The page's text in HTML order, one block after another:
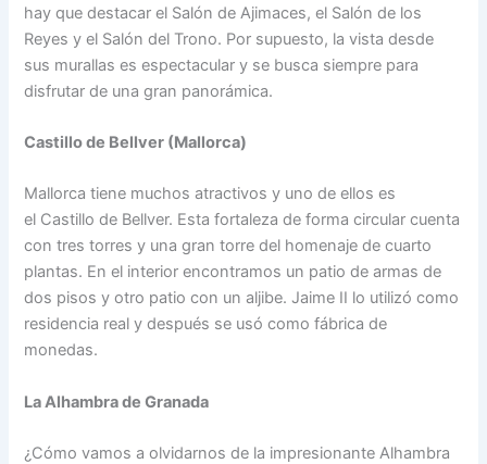
hay que destacar el Salón de Ajimaces, el Salón de los
Reyes y el Salón del Trono. Por supuesto, la vista desde
sus murallas es espectacular y se busca siempre para
disfrutar de una gran panorámica.
Castillo de Bellver (Mallorca)
Mallorca tiene muchos atractivos y uno de ellos es
el Castillo de Bellver. Esta fortaleza de forma circular cuenta
con tres torres y una gran torre del homenaje de cuarto
plantas. En el interior encontramos un patio de armas de
dos pisos y otro patio con un aljibe. Jaime II lo utilizó como
residencia real y después se usó como fábrica de
monedas.
La Alhambra de Granada
¿Cómo vamos a olvidarnos de la impresionante Alhambra